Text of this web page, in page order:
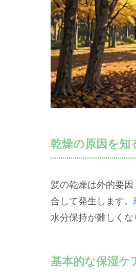
乾燥の原因を知
髪の乾燥は外的要
合して発生します。
水分保持が難しくな
基本的な保湿ケ